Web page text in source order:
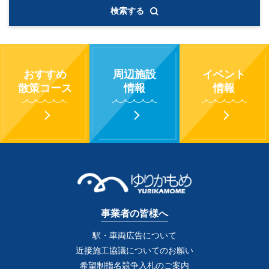
検索する
おすすめ
散策コース
周辺施設
情報
イベント
情報
事業者の皆様へ
駅・車両広告について
近接施工協議についてのお願い
希望制指名競争入札のご案内